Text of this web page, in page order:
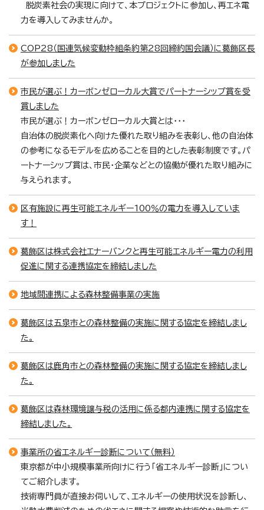
脱炭素社会の実現に向けて、本プロジェクトに参加し、再エネ電
力を導入してみませんか。
COP28（国連気候変動枠組条約第28回締約国会議）に葛飾区長
が参加しました
市民が選ぶ！カーボンゼローカル大賞でパートナーシップ賞を受
賞しました
市民が選ぶ！カーボンゼローカル大賞とは・・・
自治体の脱炭素化へ向けた優れた取り組みを表彰し、他の自治体
の参考になるモデルを広めることを目的とした表彰制度です。パ
ートナーシップ賞は、市民・企業などとの協働が優れた取り組みに
与えられます。
区有施設に再生可能エネルギー100％の電力を導入していま
す！
葛飾区は株式会社エナーバンクと再生可能エネルギー電力の利用
促進に関する連携協定を締結しました
地域間連携による森林整備事業の実施
葛飾区は五泉市との森林整備の実施に関する協定を締結しまし
た。
葛飾区は鹿角市との森林整備の実施に関する協定を締結しまし
た。
葛飾区は森林環境譲与税の活用に係る都内連携に関する協定を
締結しました。
事業所の省エネルギー診断について（無料）
東京都が中小規模事業所向けに行う「省エネルギー診断」につい
てご紹介します。
技術専門員が直接お伺いして、エネルギーの使用状況を診断し、